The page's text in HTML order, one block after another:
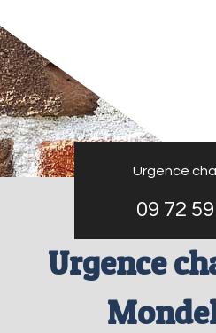
Urgence
09 72
Urgence